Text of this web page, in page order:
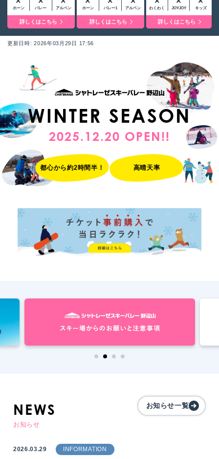
ホーン バレー アルペン
詳しくはこちら
ホーン バレー1 アルペン
詳しくはこちら
わくわく JOYJOY キッズ
詳しくはこちら
更新日時: 2026年03月29日 17:56
WINTER SEASON
2025.12.20 OPEN!!
都心から約2時間半！ 高晴天率
NEWS
お知らせ
2026.03.29 INFORMATION
お知らせ一覧